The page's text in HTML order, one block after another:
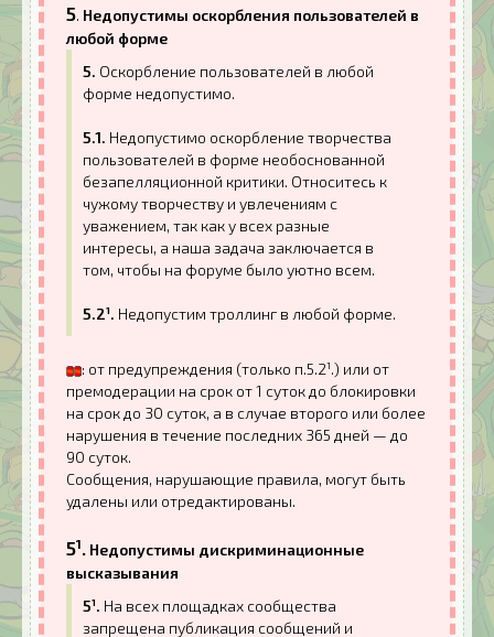
5. Недопустимы оскорбления пользователей в
любой форме
5. Оскорбление пользователей в любой
форме недопустимо.
5.1. Недопустимо оскорбление творчества
пользователей в форме необоснованной
безапелляционной критики. Относитесь к
чужому творчеству и увлечениям с
уважением, так как у всех разные
интересы, а наша задача заключается в
том, чтобы на форуме было уютно всем.
5.2¹. Недопустим троллинг в любой форме.
: от предупреждения (только п.5.2¹.) или от
премодерации на срок от 1 суток до блокировки
на срок до 30 суток, а в случае второго или более
нарушения в течение последних 365 дней — до
90 суток.
Сообщения, нарушающие правила, могут быть
удалены или отредактированы.
5¹. Недопустимы дискриминационные
высказывания
5¹. На всех площадках сообщества
запрещена публикация сообщений и